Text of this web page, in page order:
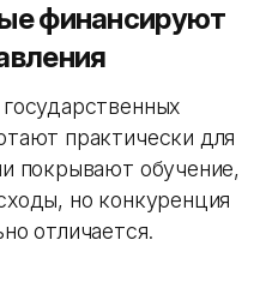
финансируют
практически для
покрывают обучение,
но конкуренция
отличается.